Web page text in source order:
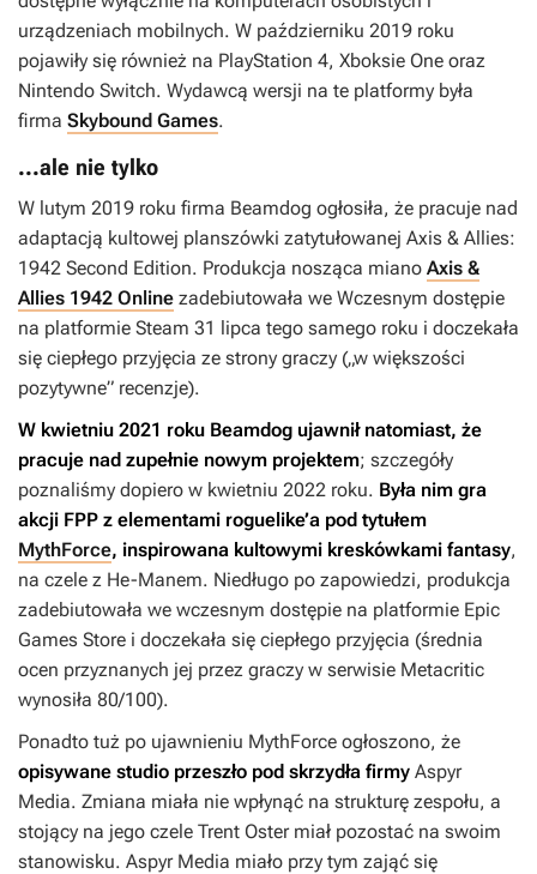
urządzeniach mobilnych. W październiku 2019 roku
pojawiły się również na PlayStation 4, Xboksie One oraz
Nintendo Switch. Wydawcą wersji na te platformy była
firma Skybound Games.
...ale nie tylko
W lutym 2019 roku firma Beamdog ogłosiła, że pracuje nad
adaptacją kultowej planszówki zatytułowanej Axis & Allies:
1942 Second Edition. Produkcja nosząca miano Axis &
Allies 1942 Online zadebiutowała we Wczesnym dostępie
na platformie Steam 31 lipca tego samego roku i doczekała
się ciepłego przyjęcia ze strony graczy („w większości
pozytywne” recenzje).
W kwietniu 2021 roku Beamdog ujawnił natomiast, że
pracuje nad zupełnie nowym projektem; szczegóły
poznaliśmy dopiero w kwietniu 2022 roku. Była nim gra
akcji FPP z elementami roguelike’a pod tytułem
MythForce, inspirowana kultowymi kreskówkami fantasy,
na czele z He-Manem. Niedługo po zapowiedzi, produkcja
zadebiutowała we wczesnym dostępie na platformie Epic
Games Store i doczekała się ciepłego przyjęcia (średnia
ocen przyznanych jej przez graczy w serwisie Metacritic
wynosiła 80/100).
Ponadto tuż po ujawnieniu MythForce ogłoszono, że
opisywane studio przeszło pod skrzydła firmy Aspyr
Media. Zmiana miała nie wpłynąć na strukturę zespołu, a
stojący na jego czele Trent Oster miał pozostać na swoim
stanowisku. Aspyr Media miało przy tym zająć się